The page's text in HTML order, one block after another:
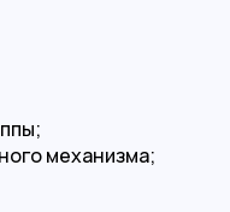
механизма;